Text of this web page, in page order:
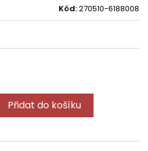
Kód:270510-6188008
Přidat do košíku